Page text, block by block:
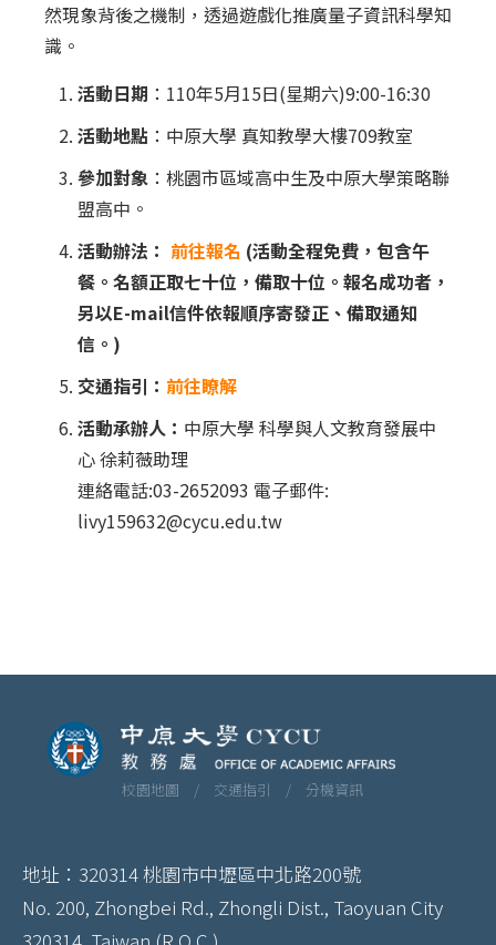
然現象背後之機制，透過遊戲化推廣量子資訊科學知
識。
活動日期 ：110年5月15日(星期六)9:00-16:30
活動地點 ：中原大學 真知教學大樓709教室
參加對象 ：桃園市區域高中生及中原大學策略聯
盟高中。
活動辦法： 前往報名 (活動全程免費，包含午
餐。名額正取七十位，備取十位。報名成功者，
另以E-mail信件依報順序寄發正、備取通知
信。)
交通指引： 前往瞭解
活動承辦人： 中原大學 科學與人文教育發展中
心 徐莉薇助理
連絡電話:03-2652093 電子郵件:
livy159632@cycu.edu.tw
校園地圖 / 交通指引 / 分機資訊
地址：320314 桃園市中壢區中北路200號
No. 200, Zhongbei Rd., Zhongli Dist., Taoyuan City